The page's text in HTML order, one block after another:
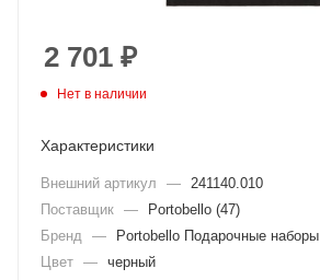
2 701 ₽
Нет в наличии
Характеристики
Внешний артикул —
241140.010
Поставщик —
Portobello (47)
Бренд
—
Portobello Подарочные наборы
Цвет — черный